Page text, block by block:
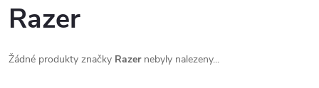
Razer
Žádné produkty značky Razernebyly nalezeny...